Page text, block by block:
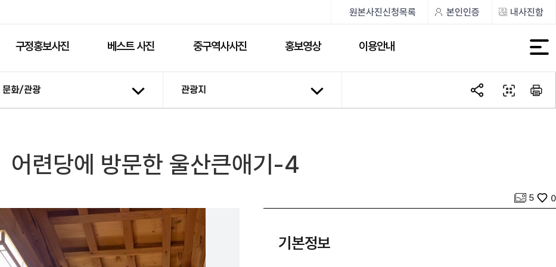
원본사진신청목록 본인인증 내사진함
구정홍보사진 베스트 사진 중구역사사진 홍보영상 이용안내
문화/관광 관광지
어련당에 방문한 울산큰애기-4
사진 개수
5
좋아요
0
기본정보